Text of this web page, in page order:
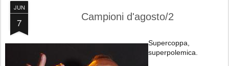
JUN
7 Campioni d'agosto/2
Supercoppa,
superpolemica.